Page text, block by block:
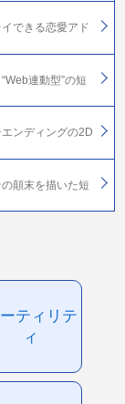
できる恋愛アド
連動型”の短
ンディングの2D
顛末を描いた短
ティリテ
ィ